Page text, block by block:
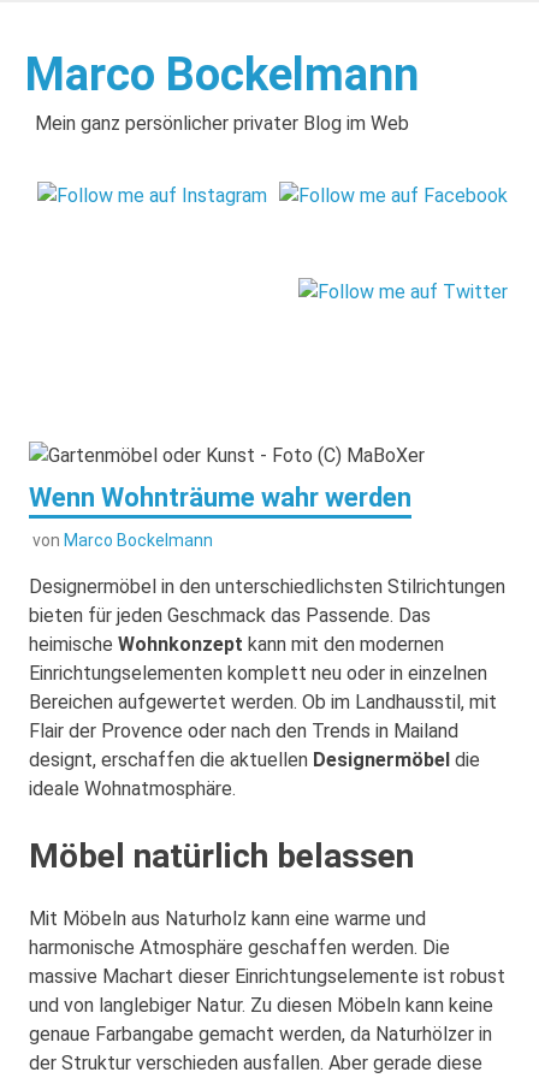
springen
Marco Bockelmann
Mein ganz persönlicher privater Blog im Web
Wenn Wohnträume wahr werden
von Marco Bockelmann
Designermöbel in den unterschiedlichsten Stilrichtungen
bieten für jeden Geschmack das Passende. Das
heimische Wohnkonzept kann mit den modernen
Einrichtungselementen komplett neu oder in einzelnen
Bereichen aufgewertet werden. Ob im Landhausstil, mit
Flair der Provence oder nach den Trends in Mailand
designt, erschaffen die aktuellen Designermöbel die
ideale Wohnatmosphäre.
Möbel natürlich belassen
Mit Möbeln aus Naturholz kann eine warme und
harmonische Atmosphäre geschaffen werden. Die
massive Machart dieser Einrichtungselemente ist robust
und von langlebiger Natur. Zu diesen Möbeln kann keine
genaue Farbangabe gemacht werden, da Naturhölzer in
der Struktur verschieden ausfallen. Aber gerade diese